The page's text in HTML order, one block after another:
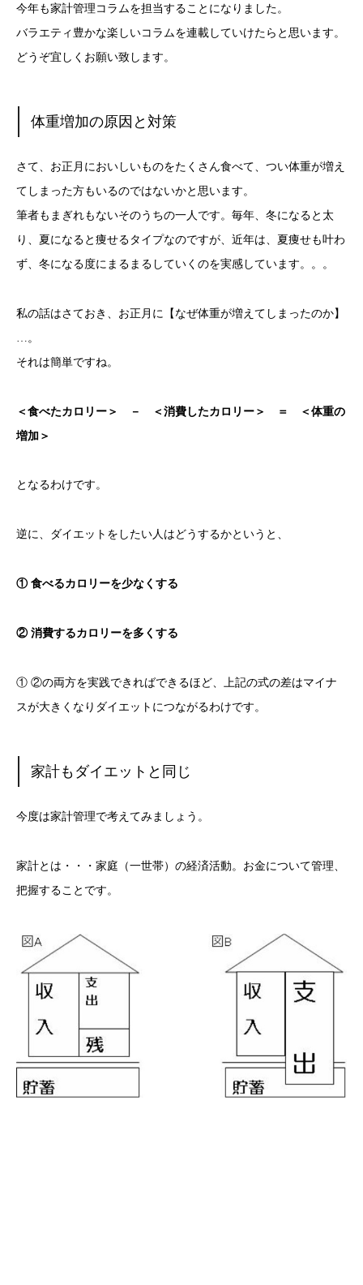
今年も家計管理コラムを担当することになりました。
バラエティ豊かな楽しいコラムを連載していけたらと思います。
どうぞ宜しくお願い致します。
体重増加の原因と対策
さて、お正月においしいものをたくさん食べて、つい体重が増え
てしまった方もいるのではないかと思います。
筆者もまぎれもないそのうちの一人です。毎年、冬になると太
り、夏になると痩せるタイプなのですが、近年は、夏痩せも叶わ
ず、冬になる度にまるまるしていくのを実感しています。。。
私の話はさておき、お正月に【なぜ体重が増えてしまったのか】
…。
それは簡単ですね。
＜食べたカロリー＞ － ＜消費したカロリー＞ ＝ ＜体重の
増加＞
となるわけです。
逆に、ダイエットをしたい人はどうするかというと、
① 食べるカロリーを少なくする
② 消費するカロリーを多くする
① ②の両方を実践できればできるほど、上記の式の差はマイナ
スが大きくなりダイエットにつながるわけです。
家計もダイエットと同じ
今度は家計管理で考えてみましょう。
家計とは・・・家庭（一世帯）の経済活動。お金について管理、
把握することです。